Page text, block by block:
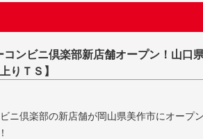
ンビニ倶楽部新店舗オープン！山口
りＴＳ】
ニ倶楽部の新店舗が岡山県美作市にオープン